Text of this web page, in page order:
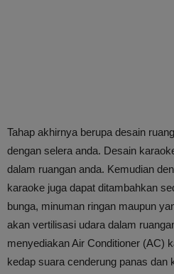
Tahap akhirnya berupa desain
dengan selera anda. Desain
dalam ruangan anda. Kemudian
karaoke juga dapat ditambahkan
bunga, minuman ringan maupun
akan vertilisasi udara dalam
menyediakan Air Conditioner (AC)
kedap suara cenderung panas dan